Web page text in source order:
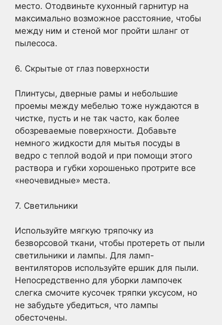
место. Отодвиньте кухонный гарнитур на
максимально возможное расстояние, чтобы
между ним и стеной мог пройти шланг от
пылесоса.
6. Скрытые от глаз поверхности
Плинтусы, дверные рамы и небольшие
проемы между мебелью тоже нуждаются в
чистке, пусть и не так часто, как более
обозреваемые поверхности. Добавьте
немного жидкости для мытья посуды в
ведро с теплой водой и при помощи этого
раствора и губки хорошенько протрите все
«неочевидные» места.
7. Светильники
Используйте мягкую тряпочку из
безворсовой ткани, чтобы протереть от пыли
светильники и лампы. Для ламп-
вентиляторов используйте ершик для пыли.
Непосредственно для уборки лампочек
слегка смочите кусочек тряпки уксусом, но
не забудьте убедиться, что лампы
обесточены.